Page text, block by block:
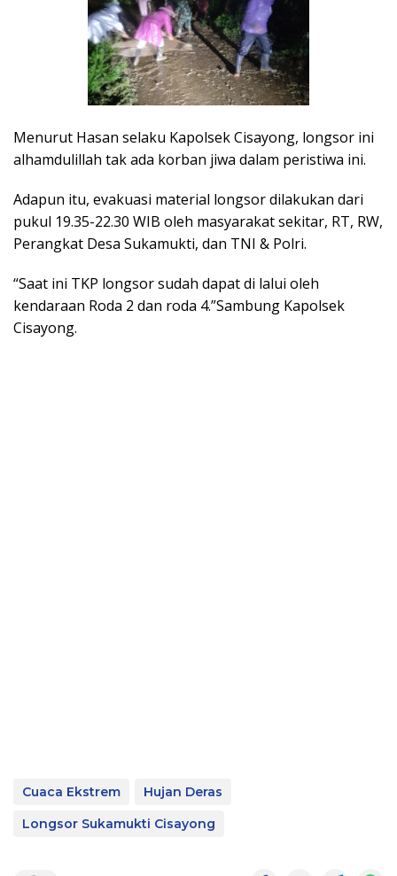
Menurut Hasan selaku Kapolsek Cisayong, longsor ini
alhamdulillah tak ada korban jiwa dalam peristiwa ini.
Adapun itu, evakuasi material longsor dilakukan dari
pukul 19.35-22.30 WIB oleh masyarakat sekitar, RT, RW,
Perangkat Desa Sukamukti, dan TNI & Polri.
“Saat ini TKP longsor sudah dapat di lalui oleh
kendaraan Roda 2 dan roda 4.”Sambung Kapolsek
Cisayong.
Cuaca Ekstrem
Hujan Deras
Longsor Sukamukti Cisayong